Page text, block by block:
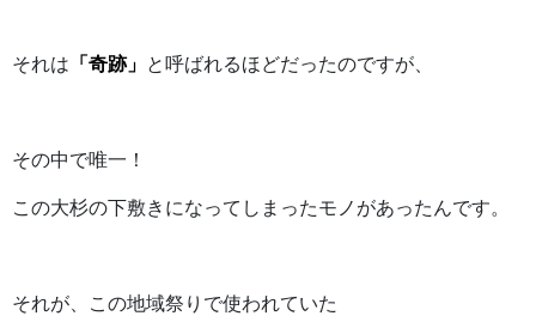
それは 「奇跡」 と呼ばれるほどだったのですが、
その中で唯一！
この大杉の下敷きになってしまったモノがあったんです。
それが、この地域祭りで使われていた